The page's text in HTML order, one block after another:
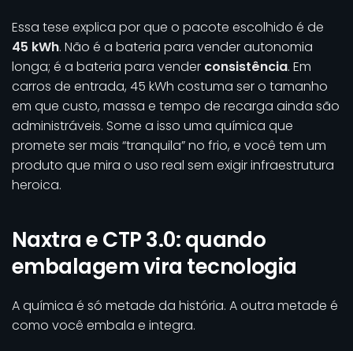
Essa tese explica por que o pacote escolhido é de
45 kWh. Não é a bateria para vender autonomia
longa; é a bateria para vender consistência. Em
carros de entrada, 45 kWh costuma ser o tamanho
em que custo, massa e tempo de recarga ainda são
administráveis. Some a isso uma química que
promete ser mais “tranquila” no frio, e você tem um
produto que mira o uso real sem exigir infraestrutura
heroica.
Naxtra e CTP 3.0: quando
embalagem vira tecnologia
A química é só metade da história. A outra metade é
como você embala e integra.